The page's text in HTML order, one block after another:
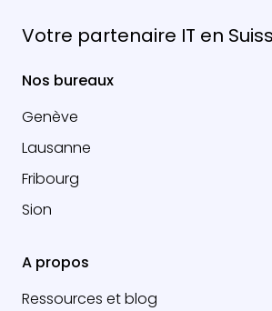
Votre partenaire IT en
Nos bureaux
Genève
Lausanne
Fribourg
Sion
A propos
Ressources et blog